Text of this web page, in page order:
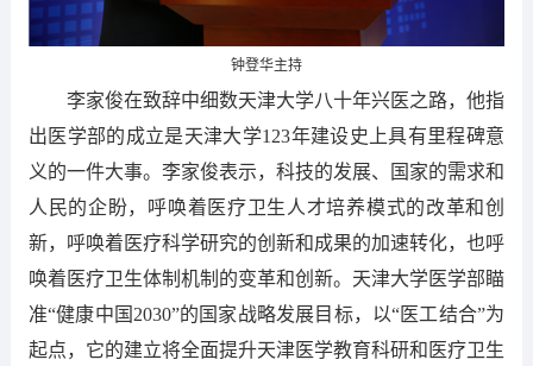
钟登华主持
李家俊在致辞中细数天津大学八十年兴医之路，他指
出医学部的成立是天津大学123年建设史上具有里程碑意
义的一件大事。李家俊表示，科技的发展、国家的需求和
人民的企盼，呼唤着医疗卫生人才培养模式的改革和创
新，呼唤着医疗科学研究的创新和成果的加速转化，也呼
唤着医疗卫生体制机制的变革和创新。天津大学医学部瞄
准“健康中国2030”的国家战略发展目标，以“医工结合”为
起点，它的建立将全面提升天津医学教育科研和医疗卫生